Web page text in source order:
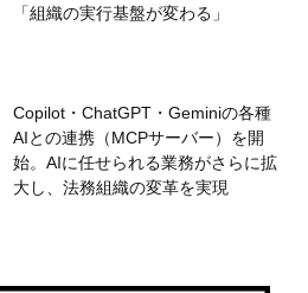
「組織の実行基盤が変わる」
Copilot・ChatGPT・Geminiの各種
AIとの連携（MCPサーバー）を開
始。AIに任せられる業務がさらに拡
大し、法務組織の変革を実現